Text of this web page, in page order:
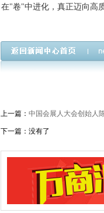
在"卷"中进化，真正迈向高
上一篇： 中国会展人大会创始人
下一篇：没有了